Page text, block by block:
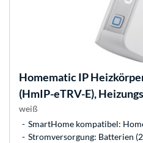
Homematic IP
(HmIP-eTRV-E),
weiß
SmartHome kompatibel:
Stromversorgung: Batterien